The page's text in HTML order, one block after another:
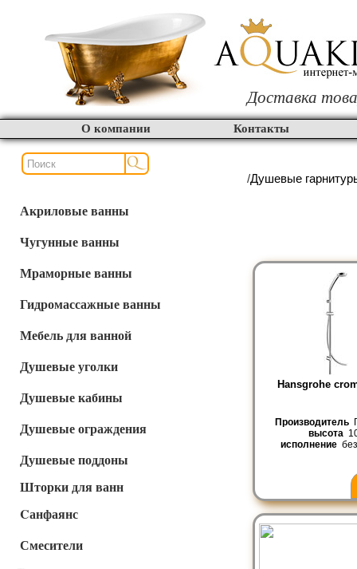
Доставка
О компании Контакты
Акриловые ванны
Чугунные ванны
Мраморные ванны
Гидромассажные ванны
Мебель для ванной
Душевые уголки
Душевые кабины
Душевые ограждения
Душевые поддоны
Шторки для ванн
Cанфаянс
Смесители
/Душевые
Hansgrohe
Производитель
высота
исполнение